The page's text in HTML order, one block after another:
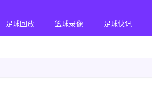
足球回放 篮球录像 足球快讯